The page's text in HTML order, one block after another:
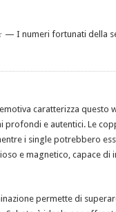
numeri fortunati della
emotiva caratterizza questo
profondi e autentici. Le
i single potrebbero
e magnetico, capace di
permette di